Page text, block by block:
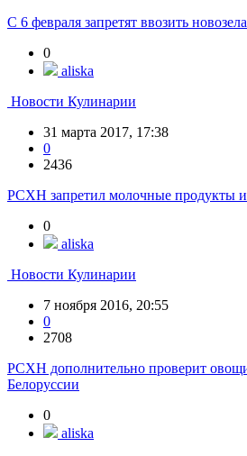
С 6 февраля запретят ввозить
0
aliska
Новости Кулинарии
31 марта 2017, 17:38
0
2436
РСХН запретил молочные продукты
0
aliska
Новости Кулинарии
7 ноября 2016, 20:55
0
2708
РСХН дополнительно проверит
Белоруссии
0
aliska